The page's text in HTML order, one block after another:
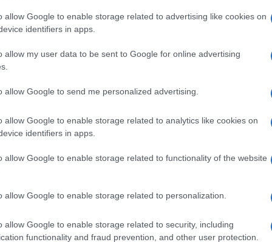
allow Google to enable storage related to advertising like cookies on
identifiers in apps.
allow my user data to be sent to Google for online advertising
allow Google to send me personalized advertising.
allow Google to enable storage related to analytics like cookies on
identifiers in apps.
allow Google to enable storage related to functionality of the website
allow Google to enable storage related to personalization.
allow Google to enable storage related to security, including
functionality and fraud prevention, and other user protection.
anche sulla profanazione della
dell’imputato Soncin: “La verità
Gli inquirenti sono su una buona
aFrancesco Dolci, l’ex amico
sul caso e che la Corte ha escluso
depistava le indagini. E così i tempi si
ad andare a investigare e a
tutto falso e non credibile”.
civile, fuori Dolci e le
parte civile la famiglia di Pamela